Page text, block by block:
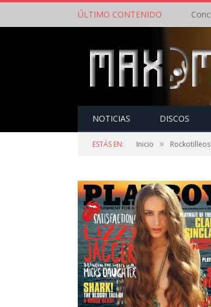
ÚLTIMO CONTENIDO
NOTICIAS DISCOS
ESTÁS EN: Inicio » Rockotilleos